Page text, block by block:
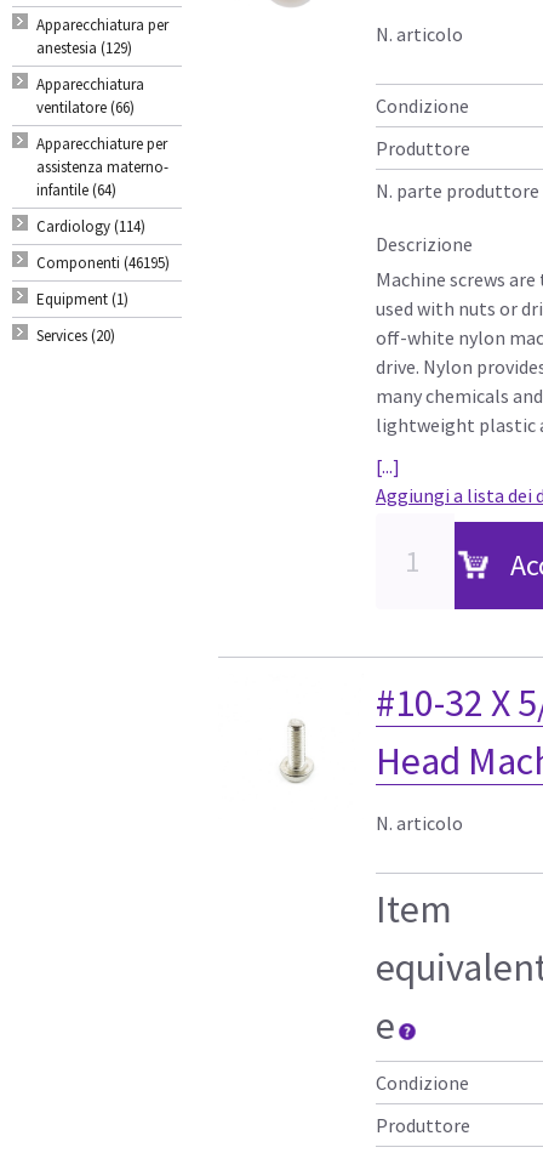
Apparecchiatura per
anestesia (129)
Apparecchiatura
ventilatore (66)
Apparecchiature per
assistenza materno-
infantile (64)
Cardiology (114)
Componenti (46195)
Equipment (1)
Services (20)
N. articolo
Condizione
Produttore
N. parte produttore
Descrizione
Machine screws
used with nuts or
off-white nylon
drive. Nylon
many chemicals
lightweight plastic
[...]
Aggiungi a lista dei
#10-32 X
Head
N. articolo
Item
e
Condizione
Produttore